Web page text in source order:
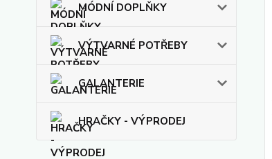
MÓDNÍ DOPLŇKY
VÝTVARNÉ POTŘEBY
GALANTERIE
HRAČKY - VÝPRODEJ